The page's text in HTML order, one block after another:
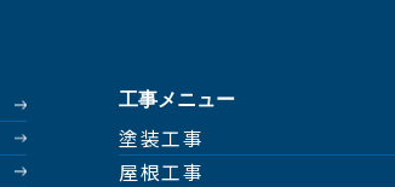
工事メニュー
塗装工事
屋根工事